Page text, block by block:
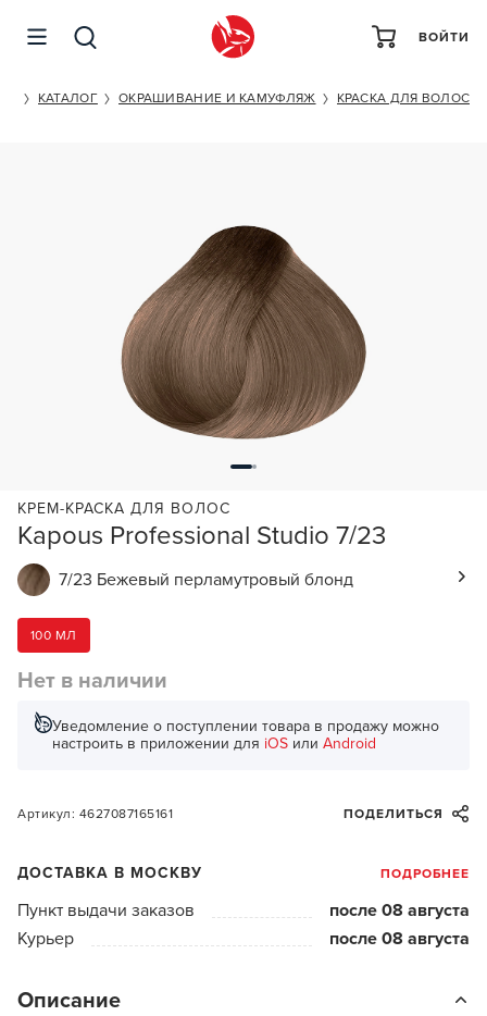
ВОЙТИ
КАТАЛОГ ОКРАШИВАНИЕ И КАМУФЛЯЖ КРАСКА ДЛЯ ВОЛОС
Kapous Professional Studio 7/23
КРЕМ-КРАСКА ДЛЯ ВОЛОС
7/23 Бежевый перламутровый блонд
100 МЛ
Нет в наличии
Уведомление о поступлении товара в продажу можно
настроить в приложении для iOS или Android
Артикул: 4627087165161 ПОДЕЛИТЬСЯ
ДОСТАВКА В МОСКВУ ПОДРОБНЕЕ
Пункт выдачи заказов
после 08 августа
Курьер
после 08 августа
Описание
KAPOUS PROFESSIONAL STUDIO 7/23